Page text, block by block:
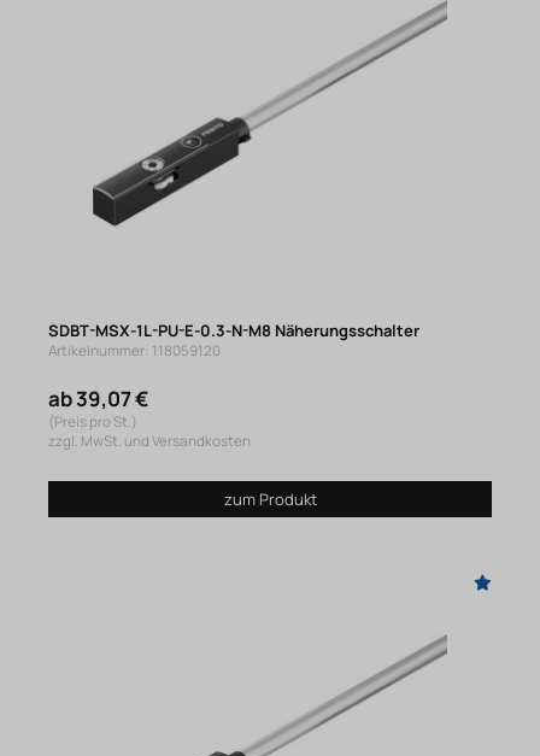
SDBT-MSX-1L-PU-E-0.3-N-M8 Näherungsschalter
Artikelnummer: 118059120
ab 39,07 €
(Preis pro St.)
zzgl. MwSt. und Versandkosten
zum Produkt